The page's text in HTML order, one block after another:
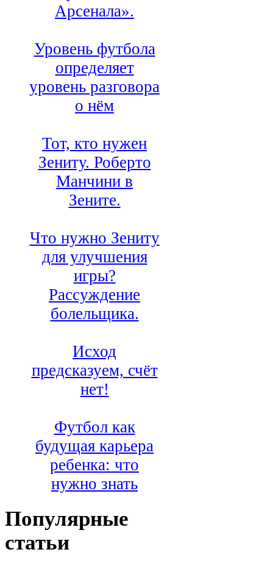
Арсенала».
Уровень футбола
определяет
уровень разговора
о нём
Тот, кто нужен
Зениту. Роберто
Манчини в
Зените.
Что нужно Зениту
для улучшения
игры?
Рассуждение
болельщика.
Исход
предсказуем, счёт
нет!
Футбол как
будущая карьера
ребенка: что
нужно знать
Популярные
статьи